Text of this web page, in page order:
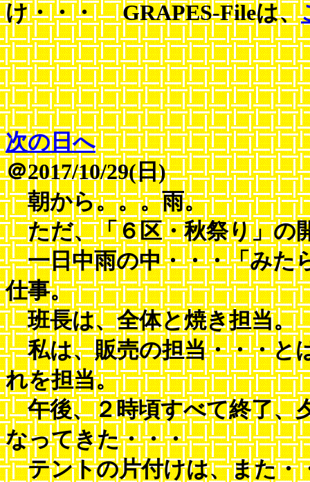
け・・・ GRAPES-Fileは、
次の日へ
＠2017/10/29(日)
朝から。。。雨。
ただ、「６区・秋祭り」の
一日中雨の中・・・「みた
仕事。
班長は、全体と焼き担当。
私は、販売の担当・・・と
れを担当。
午後、２時頃すべて終了、
なってきた・・・
テントの片付けは、また・